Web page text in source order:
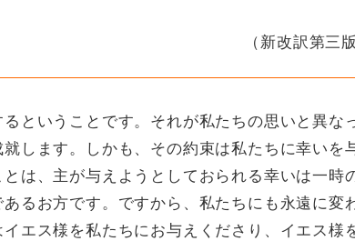
（新改訳第三版
ということです。それが私たちの思いと異な
します。しかも、その約束は私たちに幸いを
は、主が与えようとしておられる幸いは一時
るお方です。ですから、私たちにも永遠に変
エス様を私たちにお与えくださり、イエス様